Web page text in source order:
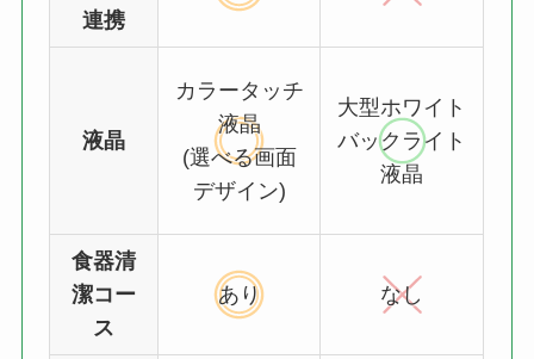
連携
液晶
カラータッチ
液晶
(選べる画面
デザイン)
大型ホワイト
バックライト
液晶
食器清
潔コー
ス
あり なし